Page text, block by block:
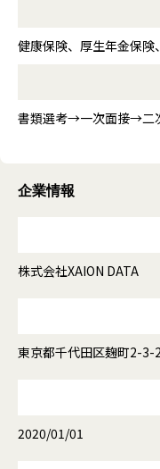
健康保険、厚生年金保
書類選考→一次面接→二
企業情報
株式会社XAION DATA
東京都千代田区麹町2-3-
2020/01/01